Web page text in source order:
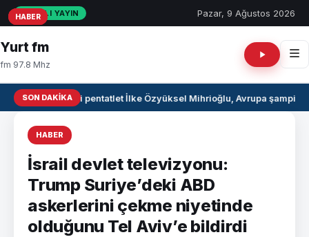
CANLI YAYIN Pazar, 9 Ağustos 2026
Yurt fm
fm 97.8 Mhz
SON DAKIKAMilli pentatlet İlke Özyüksel Mihrioğlu, Avrupa
HABER
İsrail devlet televizyonu:
Trump Suriye’deki ABD
askerlerini çekme niyetinde
olduğunu Tel Aviv’e bildirdi
HABER
HABER
HABER